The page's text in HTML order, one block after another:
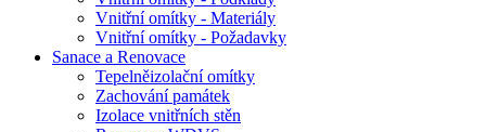
Vnitřní omítky - Materiály
Vnitřní omítky - Požadavky
Sanace a Renovace
Tepelněizolační omítky
Zachování památek
Izolace vnitřních stěn